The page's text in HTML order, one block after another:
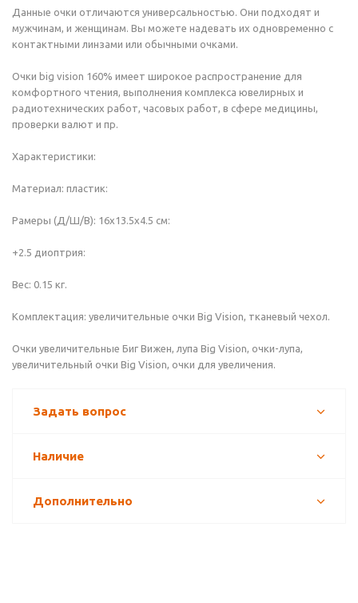
Данные очки отличаются универсальностью. Они подходят и
мужчинам, и женщинам. Вы можете надевать их одновременно с
контактными линзами или обычными очками.
Очки big vision 160% имеет широкое распространение для
комфортного чтения, выполнения комплекса ювелирных и
радиотехнических работ, часовых работ, в сфере медицины,
проверки валют и пр.
Характеристики:
Материал: пластик:
Рамеры (Д/Ш/В): 16х13.5х4.5 см:
+2.5 диоптрия:
Вес: 0.15 кг.
Комплектация: увеличительные очки Big Vision, тканевый чехол.
Очки увеличительные Биг Вижен, лупа Big Vision, очки-лупа,
увеличительный очки Big Vision, очки для увеличения.
Задать вопрос
Наличие
Дополнительно